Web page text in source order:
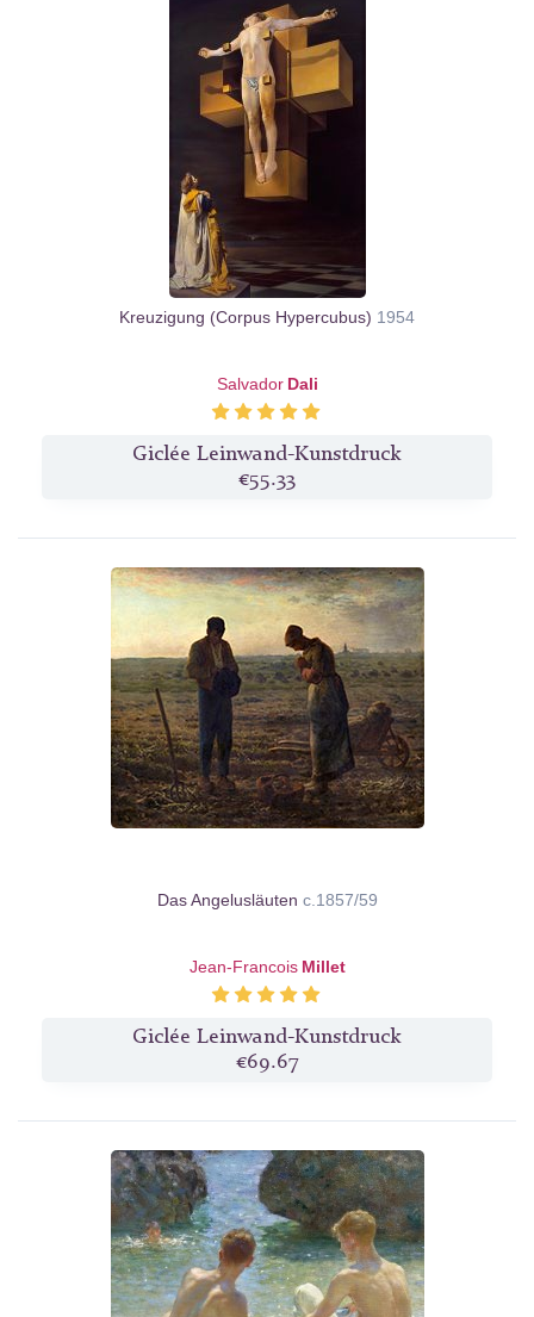
Kreuzigung (Corpus Hypercubus) 1954
Salvador Dali
Giclée Leinwand-Kunstdruck
€55.33
Das Angelusläuten c.1857/59
Jean-Francois Millet
Giclée Leinwand-Kunstdruck
€69.67